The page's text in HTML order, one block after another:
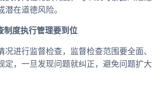
在道德风险。
制度执行管理要到位
况进行监督检查，监督检查范围要全面、
定，一旦发现问题就纠正，避免问题扩大